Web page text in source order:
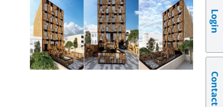
Login
Contact